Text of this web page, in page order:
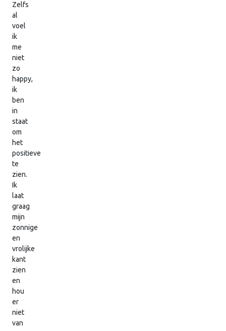
Zelfs
al
voel
ik
me
niet
zo
happy,
ik
ben
in
staat
om
het
positieve
te
zien.
Ik
laat
graag
mijn
zonnige
en
vrolijke
kant
zien
en
hou
er
niet
van